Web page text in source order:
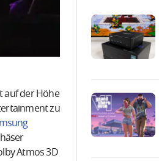
auf der Höhe
zu
Atmos 3D